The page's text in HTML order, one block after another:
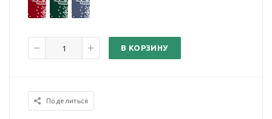
В КОРЗИНУ
Поделиться